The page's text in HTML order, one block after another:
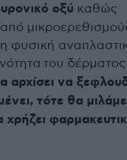
οξύ καθώς
φυσική
του δέρματος.
αρχίσει να
τότε θα